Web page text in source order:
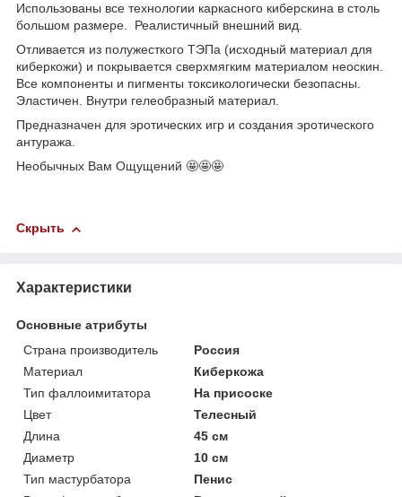
Использованы все технологии каркасного киберскина в столь
большом размере. Реалистичный внешний вид.
Отливается из полужесткого ТЭПа (исходный материал для
киберкожи) и покрывается сверхмягким материалом неоскин.
Все компоненты и пигменты токсикологически безопасны.
Эластичен. Внутри гелеобразный материал.
Предназначен для эротических игр и создания эротического
антуража.
Необычных Вам Ощущений 🤩🤩🤩
Скрыть
Характеристики
Основные атрибуты
Страна производитель
Россия
Материал
Киберкожа
Тип фаллоимитатора
На присоске
Цвет
Телесный
Длина
45 см
Диаметр
10 см
Тип мастурбатора
Пенис